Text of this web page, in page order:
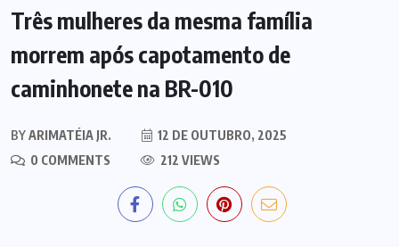
Três mulheres da mesma família
morrem após capotamento de
caminhonete na BR-010
BYARIMATÉIA JR.
12 DE OUTUBRO, 2025
0 COMMENTS
212 VIEWS